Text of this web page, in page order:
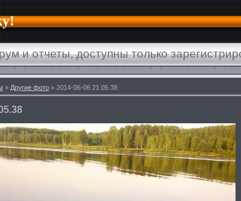
и отчеты, доступны только
» Другие фото » 2014-06-06 21.05.38